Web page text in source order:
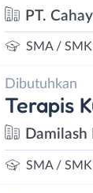
PT.
SMA / SMK
Dibutuhkan
Terapis
Damilash
SMA / SMK